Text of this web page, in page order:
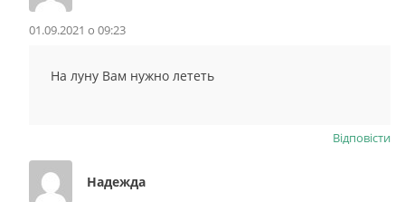
01.09.2021 о 09:23
На луну Вам нужно лететь
Відповіcти
Надежда